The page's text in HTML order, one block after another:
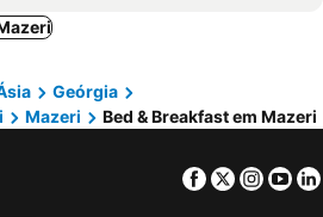
Geórgia
Mazeri Bed & Breakfast em Mazeri
Facebook
Twitter